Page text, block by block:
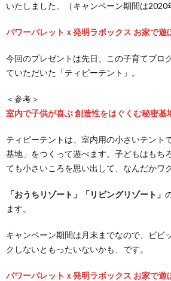
いたしました。（キャンペーン期間は2020
パワーパレットｘ発明ラボックス お家で
今回のプレゼントは先日、この子育てブロ
ていただいた「ティピーテント」。
＜参考＞
室内で子供が喜ぶ 創造性をはぐくむ秘密基
ティピーテントは、室内用の小さいテント
基地」をつくって遊べます。子どもはもち
ても小さいころを思い出して、なんだかワ
「おうちリゾート」「リビングリゾート」
ます。
キャンペーン期間は月末までなので、ビビ
クしないともったいないかも、です。
パワーパレットｘ発明ラボックス お家で